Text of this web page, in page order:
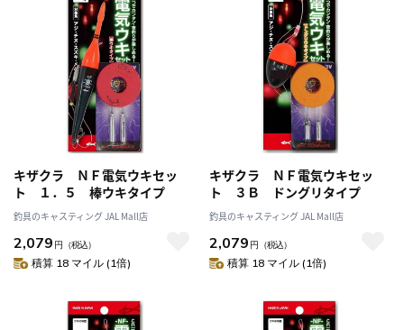
キザクラ ＮＦ電気ウキセッ
ト １．５ 棒ウキタイプ
釣具のキャスティング JAL Mall店
2,079 円 （税込）
積算 18 マイル (1倍)
キザクラ ＮＦ電気ウキセッ
ト ３Ｂ ドングリタイプ
釣具のキャスティング JAL Mall店
2,079 円 （税込）
積算 18 マイル (1倍)